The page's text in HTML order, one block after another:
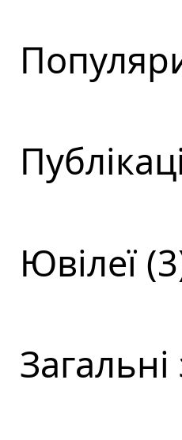
Ювілеї